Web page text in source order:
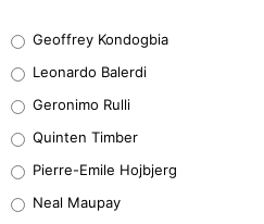
38%
32%
5%
Geoffrey Kondogbia
Leonardo Balerdi
Geronimo Rulli
Quinten Timber
Pierre-Emile Hojbjerg
Neal Maupay